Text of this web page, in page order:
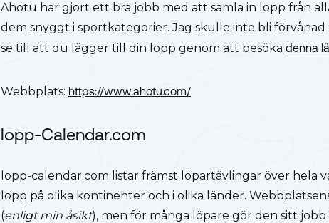
Ahotu har gjort ett bra jobb med att samla in lopp från
dem snyggt i sportkategorier. Jag skulle inte bli
se till att du lägger till din lopp genom att besöka denna
Webbplats: https://www.ahotu.com/
lopp-Calendar.com
lopp-calendar.com listar främst löpartävlingar över hela
lopp på olika kontinenter och i olika länder.
(enligt min åsikt), men för många löpare gör den sitt